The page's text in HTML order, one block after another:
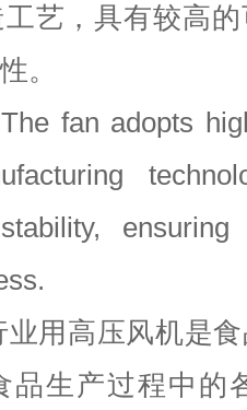
艺，具有较高
。
fan adopts
业用高压风机是
品生产过程中的